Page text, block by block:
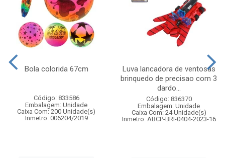
Bola colorida 67cm
Código: 833586
Embalagem: Unidade
Caixa Com: 200 Unidade(s)
Inmetro: 006204/2019
Luva lancadora de ventosas
brinquedo de precisao com 3
dardo...
Código: 836370
Embalagem: Unidade
Caixa Com: 24 Unidade(s)
Inmetro: ABCP-BRI-0404-2023-16